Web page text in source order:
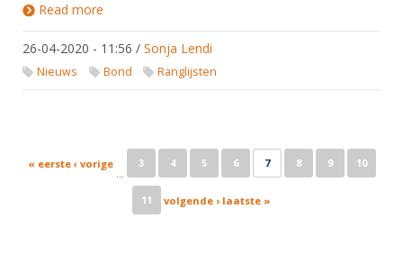
Read more
26-04-2020 - 11:56 / Sonja Lendi
Nieuws Bond Ranglijsten
Pages
« eerste ‹ vorige
…
3 4 5 6 7 8 9 10
11 volgende › laatste »